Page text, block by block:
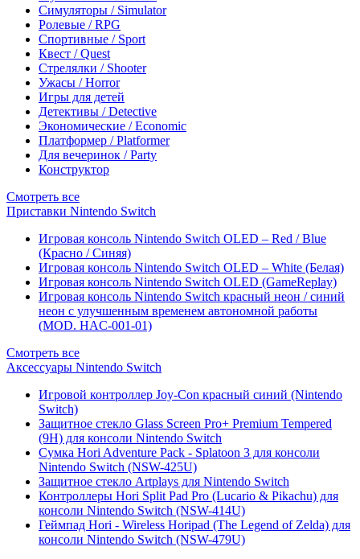
Симуляторы / Simulator
Ролевые / RPG
Спортивные / Sport
Квест / Quest
Стрелялки / Shooter
Ужасы / Horror
Игры для детей
Детективы / Detective
Экономические / Economic
Платформер / Platformer
Для вечеринок / Party
Конструктор
Смотреть все
Приставки Nintendo Switch
Игровая консоль Nintendo Switch OLED – Red / Blue
(Красно / Синяя)
Игровая консоль Nintendo Switch OLED – White (Белая)
Игровая консоль Nintendo Switch OLED (GameReplay)
Игровая консоль Nintendo Switch красный неон / синий
неон с улучшенным временем автономной работы
(MOD. HAC-001-01)
Смотреть все
Аксессуары Nintendo Switch
Игровой контроллер Joy-Con красный синий (Nintendo
Switch)
Защитное стекло Glass Screen Pro+ Premium Tempered
(9H) для консоли Nintendo Switch
Сумка Hori Adventure Pack - Splatoon 3 для консоли
Nintendo Switch (NSW-425U)
Защитное стекло Artplays для Nintendo Switch
Контроллеры Hori Split Pad Pro (Lucario & Pikachu) для
консоли Nintendo Switch (NSW-414U)
Геймпад Hori - Wireless Horipad (The Legend of Zelda) для
консоли Nintendo Switch (NSW-479U)